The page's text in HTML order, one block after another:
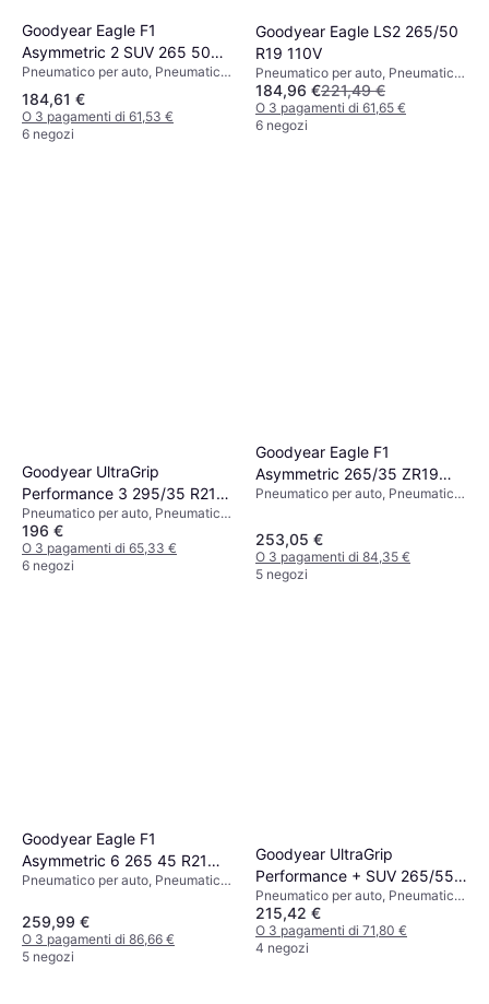
Goodyear Eagle F1
Asymmetric 2 SUV 265 50
R19 110Y
Pneumatico per auto, Pneumatici
estivi, SUV, Profilo 50 %, Indice di
Velocità Y (300 km/h)
184,61 €
O 3 pagamenti di 61,53 €
6 negozi
Goodyear Eagle LS2 265/50
R19 110V
Pneumatico per auto, Pneumatici
4 stagioni, Pneumatici estivi, SUV,
Profilo 50 %, Indice di Velocità V
(240 km/h)
184,96 €221,49 €
O 3 pagamenti di 61,65 €
6 negozi
Goodyear UltraGrip
Performance 3 295/35 R21
107V XL
Pneumatico per auto, Pneumatici
invernali, Pneumatici estivi, No,
Auto Passeggeri, Profilo 35 %, 40
%, Indice di Velocità V (240 km/h)
196 €
O 3 pagamenti di 65,33 €
6 negozi
Goodyear Eagle F1
Asymmetric 265/35 ZR19
94Y
Pneumatico per auto, Pneumatici
km/h)
253,05 €
O 3 pagamenti di 84,35 €
5 negozi
Goodyear Eagle F1
Asymmetric 6 265 45 R21
108Y XL Tire
Pneumatico per auto, Pneumatici
Profilo 45 %, Indice di Velocità Y
(300 km/h)
259,99 €
O 3 pagamenti di 86,66 €
5 negozi
Goodyear UltraGrip
Performance + SUV 265/55
R19 113H XL
Pneumatico per auto, Pneumatici
invernali, No, SUV, Profilo 55 %,
Indice di Velocità H (210 km/h)
215,42 €
O 3 pagamenti di 71,80 €
4 negozi